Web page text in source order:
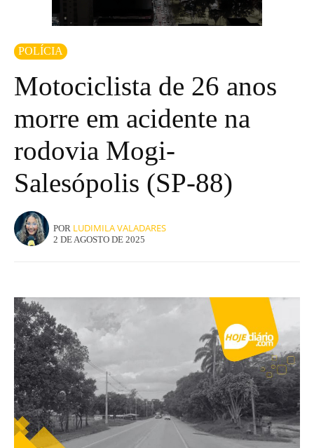
POLÍCIA
Motociclista de 26 anos
morre em acidente na
rodovia Mogi-
Salesópolis (SP-88)
POR LUDIMILA VALADARES
2 DE AGOSTO DE 2025